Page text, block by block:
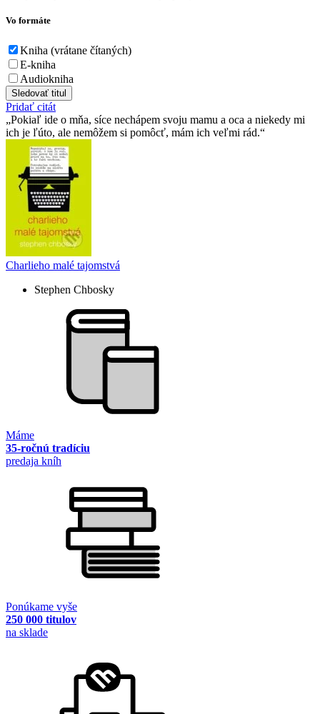
Vo formáte
Kniha (vrátane čítaných)
E-kniha
Audiokniha
Sledovať titul
Pridať citát
Pokiaľ ide o mňa, síce nechápem svoju mamu a oca a niekedy mi
ich je ľúto, ale nemôžem si pomôcť, mám ich veľmi rád.
Charlieho malé tajomstvá
Stephen Chbosky
Máme
35-ročnú tradíciu
predaja kníh
Ponúkame vyše
250 000 titulov
na sklade